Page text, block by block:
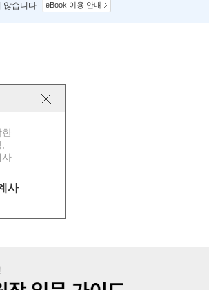
않습니다. eBook 이용 안내
한
사
사